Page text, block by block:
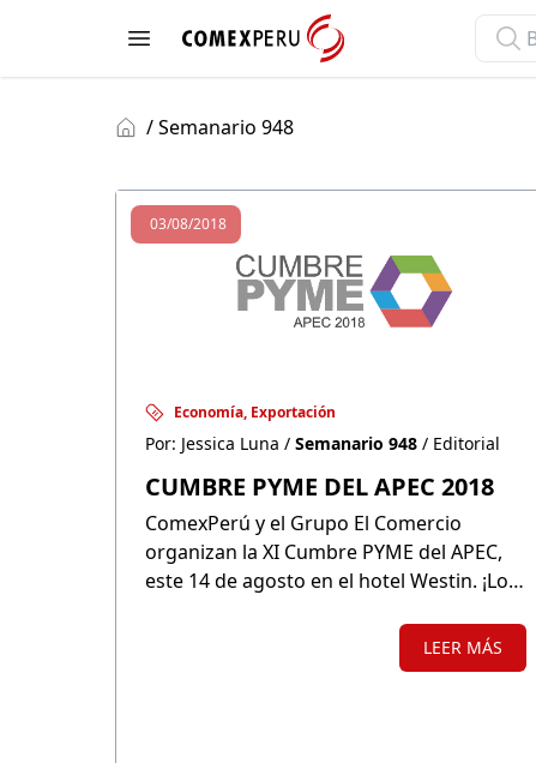
Open menu
ComexPerú
/ Semanario 948
03/08/2018
Economía, Exportación
Por: Jessica Luna / Semanario 948 / Editorial
CUMBRE PYME DEL APEC 2018
ComexPerú y el Grupo El Comercio
organizan la XI Cumbre PYME del APEC,
este 14 de agosto en el hotel Westin. ¡Los
LEER MÁS